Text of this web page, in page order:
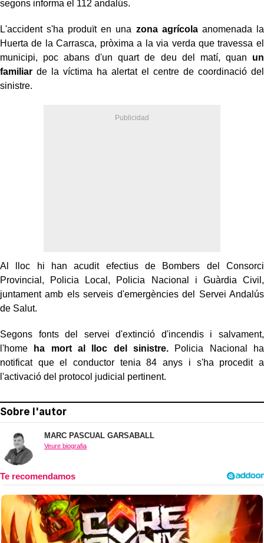
segons informa el 112 andalús.
L'accident s'ha produït en una zona agrícolaanomenada la
Huerta de la Carrasca, pròxima a la via verda que travessa el
municipi, poc abans d'un quart de deu del matí, quan un
familiar de la víctima ha alertat el centre de coordinació del
sinistre.
Al lloc hi han acudit efectius de Bombers del Consorci
Provincial, Policia Local, Policia Nacional i Guàrdia Civil,
juntament amb els serveis d'emergències del Servei Andalús
de Salut.
Segons fonts del servei d'extinció d'incendis i salvament,
l'home
ha mort al lloc del sinistre.Policia Nacional ha
notificat que el conductor tenia 84 anys i s'ha procedit a
l'activació del protocol judicial pertinent.
Sobre l'autor
MARC PASCUAL GARSABALL
Veure biografia